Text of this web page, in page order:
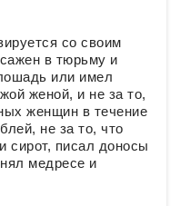
со своим
в тюрьму и
или имел
женой, и не за то,
женщин в течение
не за то, что
сирот, писал доносы
медресе и